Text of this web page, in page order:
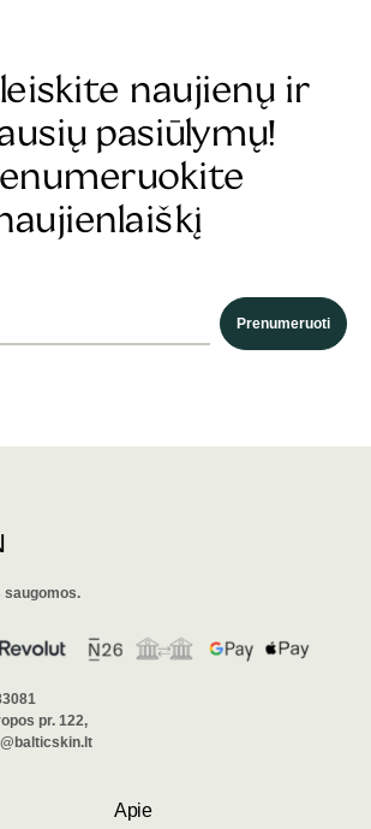
naujienų ir
pasiūlymų!
Prenumeruoti
saugomos.
Apie
pr. 122,